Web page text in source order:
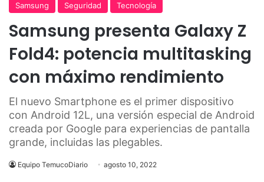
Samsung
Seguridad Tecnología
Samsung presenta Galaxy Z
Fold4: potencia multitasking
con máximo rendimiento
El nuevo Smartphone es el primer dispositivo
con Android 12L, una versión especial de Android
creada por Google para experiencias de pantalla
grande, incluidas las plegables.
Equipo TemucoDiario agosto 10, 2022